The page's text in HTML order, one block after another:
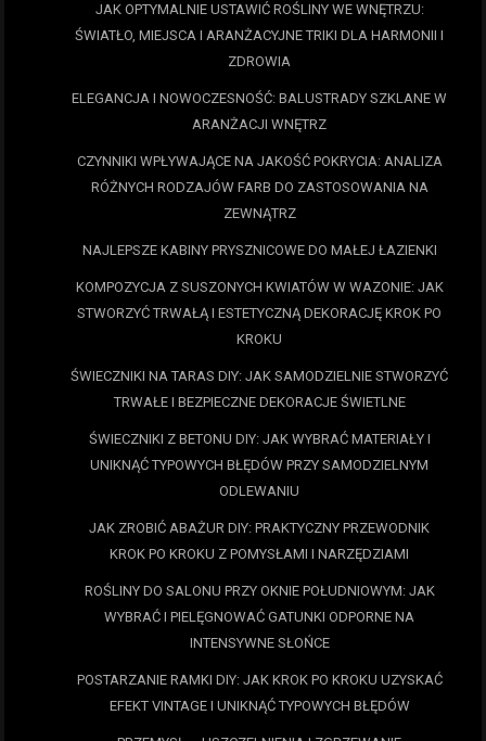
JAK OPTYMALNIE USTAWIĆ ROŚLINY WE WNĘTRZU:
ŚWIATŁO, MIEJSCA I ARANŻACYJNE TRIKI DLA HARMONII I
ZDROWIA
ELEGANCJA I NOWOCZESNOŚĆ: BALUSTRADY SZKLANE W
ARANŻACJI WNĘTRZ
CZYNNIKI WPŁYWAJĄCE NA JAKOŚĆ POKRYCIA: ANALIZA
RÓŻNYCH RODZAJÓW FARB DO ZASTOSOWANIA NA
ZEWNĄTRZ
NAJLEPSZE KABINY PRYSZNICOWE DO MAŁEJ ŁAZIENKI
KOMPOZYCJA Z SUSZONYCH KWIATÓW W WAZONIE: JAK
STWORZYĆ TRWAŁĄ I ESTETYCZNĄ DEKORACJĘ KROK PO
KROKU
ŚWIECZNIKI NA TARAS DIY: JAK SAMODZIELNIE STWORZYĆ
TRWAŁE I BEZPIECZNE DEKORACJE ŚWIETLNE
ŚWIECZNIKI Z BETONU DIY: JAK WYBRAĆ MATERIAŁY I
UNIKNĄĆ TYPOWYCH BŁĘDÓW PRZY SAMODZIELNYM
ODLEWANIU
JAK ZROBIĆ ABAŻUR DIY: PRAKTYCZNY PRZEWODNIK
KROK PO KROKU Z POMYSŁAMI I NARZĘDZIAMI
ROŚLINY DO SALONU PRZY OKNIE POŁUDNIOWYM: JAK
WYBRAĆ I PIELĘGNOWAĆ GATUNKI ODPORNE NA
INTENSYWNE SŁOŃCE
POSTARZANIE RAMKI DIY: JAK KROK PO KROKU UZYSKAĆ
EFEKT VINTAGE I UNIKNĄĆ TYPOWYCH BŁĘDÓW